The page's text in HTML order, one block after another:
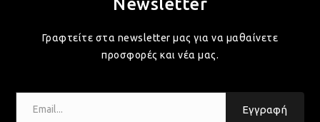
Newsletter
Γραφτείτε στα newsletter μας για να μαθαίνετε
προσφορές και νέα μας.
Εγγραφή